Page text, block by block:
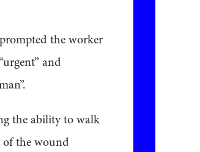
the worker
and
the ability to walk
the wound